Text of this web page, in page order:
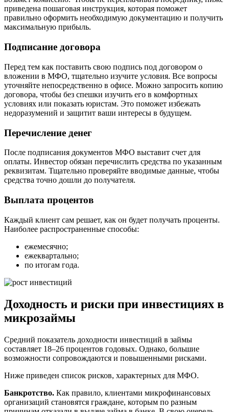
приведена пошаговая инструкция, которая поможет
правильно оформить необходимую документацию и получить
максимальную прибыль.
Подписание договора
Перед тем как поставить свою подпись под договором о
вложении в МФО, тщательно изучите условия. Все вопросы
уточняйте непосредственно в офисе. Можно запросить копию
договора, чтобы без спешки изучить его в комфортных
условиях или показать юристам. Это поможет избежать
недоразумений и защитит ваши интересы в будущем.
Перечисление денег
После подписания документов МФО выставит счет для
оплаты. Инвестор обязан перечислить средства по указанным
реквизитам. Тщательно проверяйте вводимые данные, чтобы
средства точно дошли до получателя.
Выплата процентов
Каждый клиент сам решает, как он будет получать проценты.
Наиболее распространенные способы:
ежемесячно;
ежеквартально;
по итогам года.
Доходность и риски при инвестициях в
микрозаймы
Средний показатель доходности инвестиций в займы
составляет 18–26 процентов годовых. Однако, большие
возможности сопровождаются и повышенными рисками.
Ниже приведен список рисков, характерных для МФО.
Банкротство. Как правило, клиентами микрофинансовых
организаций становятся граждане, которым по разным